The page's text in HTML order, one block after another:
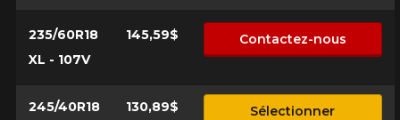
235/60R18
XL - 107V
145,59$ Contactez-nous
245/40R18
130,89$ Sélectionner